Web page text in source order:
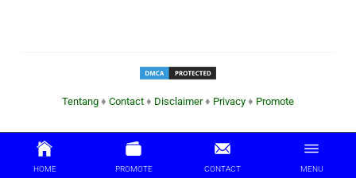
Tentang ♦ Contact ♦ Disclaimer♦ Privacy ♦ Promote
HOME PROMOTE CONTACT MENU